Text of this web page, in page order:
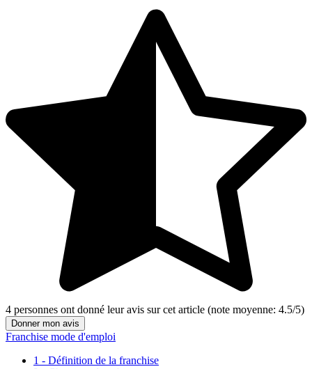
4 personnes ont donné leuravis sur cet article (note moyenne: 4.5/5)
Donner mon avis
Franchise mode d'emploi
1 - Définition de la franchise